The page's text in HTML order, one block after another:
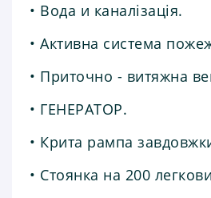
• Вода и каналізація.
• Активна система
• Приточно - витяжна
• ГЕНЕРАТОР.
• Крита рампа
• Стоянка на 200